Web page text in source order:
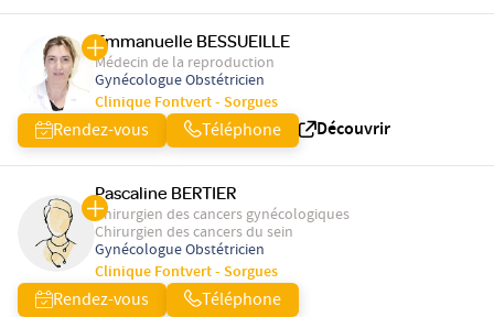
Emmanuelle BESSUEILLE
Médecin de la reproduction
Gynécologue Obstétricien
Clinique Fontvert - Sorgues
Rendez-vous Téléphone Découvrir
Pascaline BERTIER
Chirurgien des cancers gynécologiques
Chirurgien des cancers du sein
Gynécologue Obstétricien
Clinique Fontvert - Sorgues
Rendez-vous Téléphone